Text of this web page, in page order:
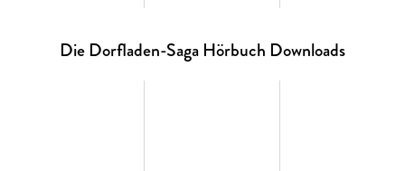
Die Dorfladen-Saga Hörbuch Downloads